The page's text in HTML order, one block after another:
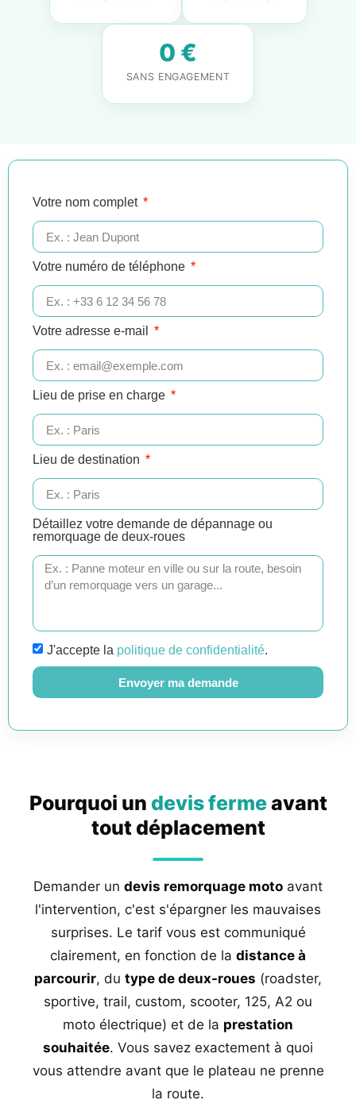
0 €
SANS ENGAGEMENT
Votre nom complet
Votre numéro de téléphone
Votre adresse e-mail
Lieu de prise en charge
Lieu de destination
Détaillez votre demande de dépannage ou
remorquage de deux-roues
J'accepte la politique de confidentialité.
Envoyer ma demande
Pourquoi un devis fermeavant
tout déplacement
Demander un devis remorquage moto avant
l'intervention, c'est s'épargner les mauvaises
surprises. Le tarif vous est communiqué
clairement, en fonction de la distance à
parcourir, du type de deux-roues (roadster,
sportive, trail, custom, scooter, 125, A2 ou
moto électrique) et de la prestation
souhaitée. Vous savez exactement à quoi
vous attendre avant que le plateau ne prenne
la route.